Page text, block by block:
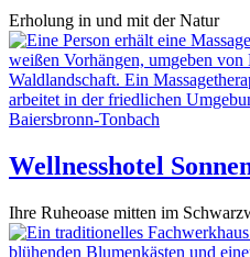
Erholung in und mit der Natur
Baiersbronn-Tonbach
Wellnesshotel
Ihre Ruheoase mitten im